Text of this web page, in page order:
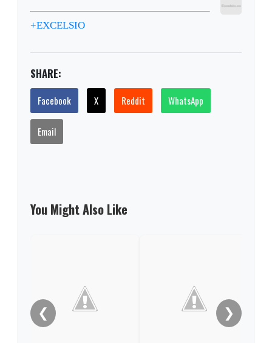
+EXCELSIO
SHARE:
Facebook X Reddit WhatsApp
Email
You Might Also Like
❮ ❯